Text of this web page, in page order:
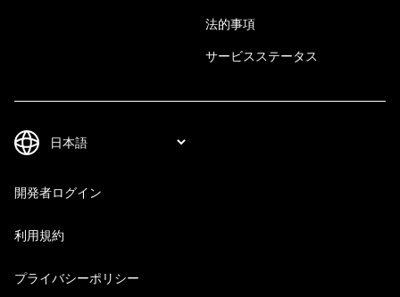
法的事項
サービスステータス
開発者ログイン
利用規約
プライバシーポリシー